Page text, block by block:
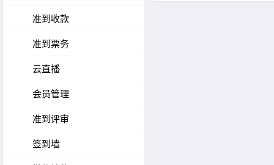
准到收款
准到票务
云直播
会员管理
准到评审
签到墙